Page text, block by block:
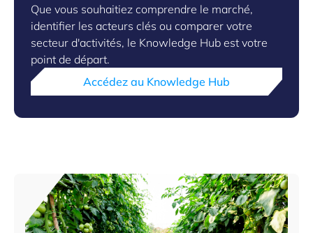
Que vous souhaitiez comprendre le marché,
identifier les acteurs clés ou comparer votre
secteur d'activités, le Knowledge Hub est votre
point de départ.
Accédez au Knowledge Hub